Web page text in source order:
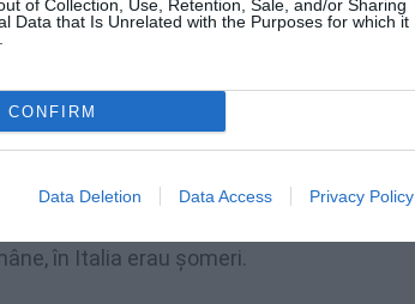
of Collection, Use, Retention, Sale, and/or Sharing
Data that Is Unrelated with the Purposes for which it
CONFIRM
Data Deletion Data Access Privacy Policy
detașați de o firmă românească,
mulți ani.
salariul în mod regulat,
pentru că, declarând
în Italia erau șomeri.